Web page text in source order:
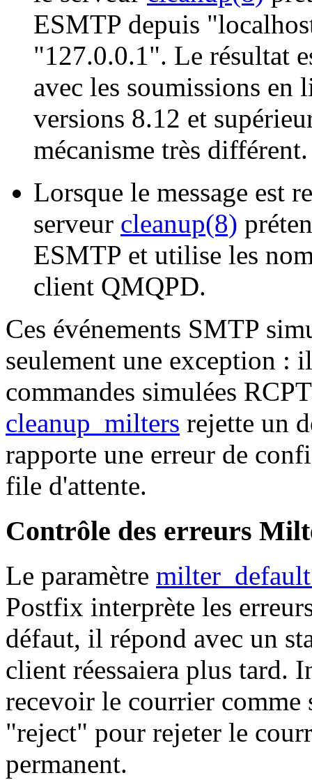
ESMTP depuis
"127.0.0.1". Le résultat
avec les soumissions en
versions 8.12 et
mécanisme très différent.
Lorsque le message est
serveur cleanup(8)
ESMTP et utilise les
client QMQPD.
Ces événements SMTP
seulement une exception :
commandes simulées
cleanup_milters rejette un
rapporte une erreur de
file d'attente.
Contrôle des erreurs
Le paramètre
Postfix interprète les
défaut, il répond avec un
client réessaiera plus tard.
recevoir le courrier
"reject" pour rejeter le
permanent.